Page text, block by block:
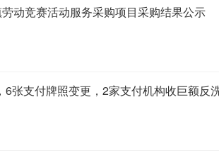
动竞赛活动服务采购项目采购结果公示
6张支付牌照变更，2家支付机构收巨额反